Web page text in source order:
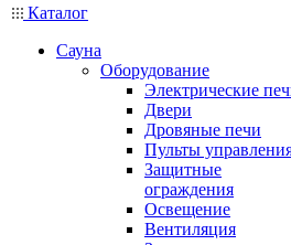
Каталог
Сауна
Оборудование
Электрические
Двери
Дровяные печи
Пульты
Защитные
ограждения
Освещение
Вентиляция